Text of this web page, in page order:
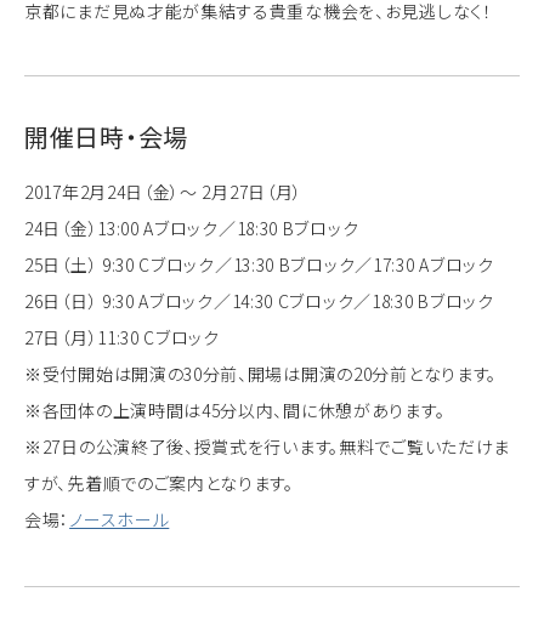
京都にまだ見ぬ才能が集結する貴重な機会を、お見逃しなく！
開催日時・会場
2017年2月24日（金）～ 2月27日（月）
24日（金）13:00 Aブロック／18:30 Bブロック
25日（土） 9:30 Cブロック／13:30 Bブロック／17:30 Aブロック
26日（日） 9:30 Aブロック／14:30 Cブロック／18:30 Bブロック
27日（月）11:30 Cブロック
※受付開始は開演の30分前、開場は開演の20分前となります。
※各団体の上演時間は45分以内、間に休憩があります。
※27日の公演終了後、授賞式を行います。無料でご覧いただけま
すが、先着順でのご案内となります。
会場： ノースホール